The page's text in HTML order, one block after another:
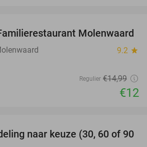
20%
Molenwaard
9.2 star
Regulier €14,99
€12
53%
naar keuze (30, 60 of 90